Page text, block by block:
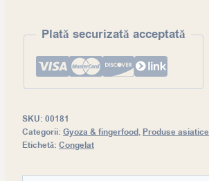
Plată securizată acceptată
SKU: 00181
Categorii: Gyoza & fingerfood, Produse asiatice
Etichetă: Congelat